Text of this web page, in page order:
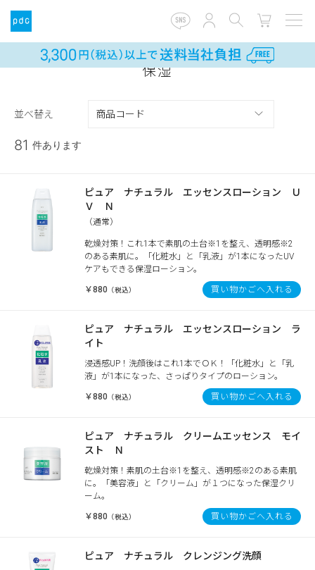
保湿
並べ替え
81 件あります
ピュア ナチュラル エッセンスローション Ｕ
Ｖ Ｎ
（通常）
乾燥対策！これ1本で素肌の土台※1を整え、透明感※2
のある素肌に。「化粧水」と「乳液」が1本になったUV
ケアもできる保湿ローション。
￥880 （税込） 買い物かごへ入れる
ピュア ナチュラル エッセンスローション ラ
イト
浸透感UP！洗顔後はこれ1本でＯＫ！「化粧水」と「乳
液」が1本になった、さっぱりタイプのローション。
￥880 （税込） 買い物かごへ入れる
ピュア ナチュラル クリームエッセンス モイ
スト Ｎ
乾燥対策！素肌の土台※1を整え、透明感※2のある素肌
に。「美容液」と「クリーム」が１つになった保湿クリ
ーム。
￥880 （税込） 買い物かごへ入れる
ピュア ナチュラル クレンジング洗顔